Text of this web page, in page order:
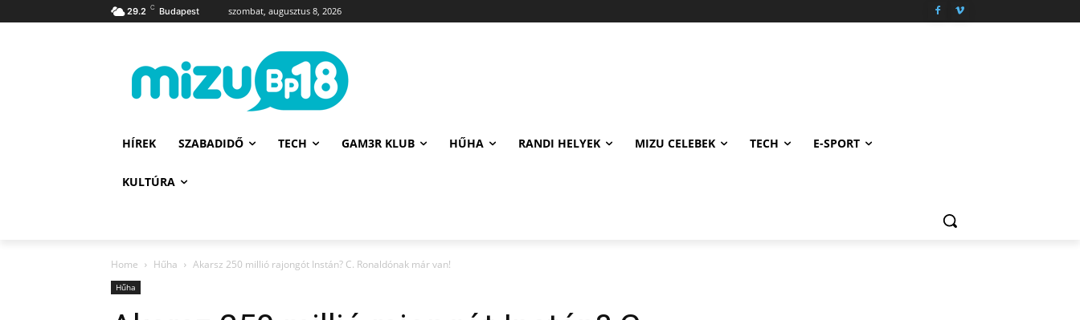
29.2 C Budapest szombat, augusztus 8, 2026
HÍREK SZABADIDŐ TECH GAM3R KLUB HŰHA RANDI HELYEK MIZU CELEBEK TECH E-SPORT
KULTÚRA
Home Hűha Akarsz 250 millió rajongót Instán? C. Ronaldónak már van!
Hűha